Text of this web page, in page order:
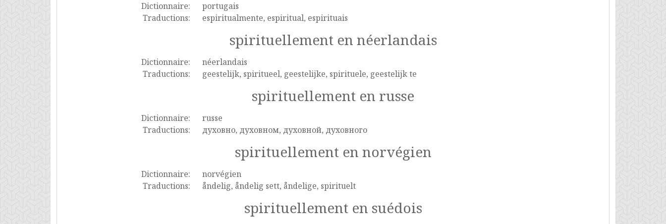
Dictionnaire:
portugais
Traductions:
espiritualmente, espiritual, espirituais
spirituellement en néerlandais
Dictionnaire:
néerlandais
Traductions:
geestelijk, spiritueel, geestelijke, spirituele, geestelijk te
spirituellement en russe
Dictionnaire:
russe
Traductions:
духовно, духовном, духовной, духовного
spirituellement en norvégien
Dictionnaire:
norvégien
Traductions:
åndelig, åndelig sett, åndelige, spirituelt
spirituellement en suédois